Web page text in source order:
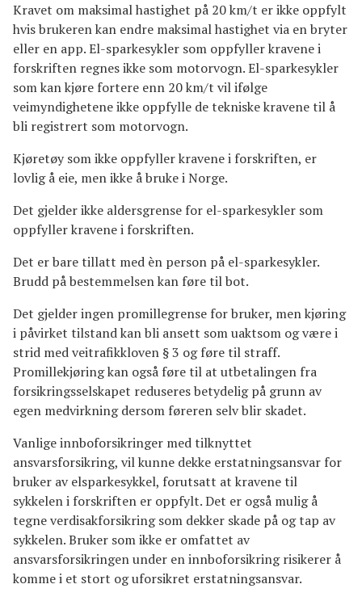
Kravet om maksimal hastighet på 20 km/t er ikke oppfylt
hvis brukeren kan endre maksimal hastighet via en bryter
eller en app. El-sparkesykler som oppfyller kravene i
forskriften regnes ikke som motorvogn. El-sparkesykler
som kan kjøre fortere enn 20 km/t vil ifølge
veimyndighetene ikke oppfylle de tekniske kravene til å
bli registrert som motorvogn.
Kjøretøy som ikke oppfyller kravene i forskriften, er
lovlig å eie, men ikke å bruke i Norge.
Det gjelder ikke aldersgrense for el-sparkesykler som
oppfyller kravene i forskriften.
Det er bare tillatt med èn person på el-sparkesykler.
Brudd på bestemmelsen kan føre til bot.
Det gjelder ingen promillegrense for bruker, men kjøring
i påvirket tilstand kan bli ansett som uaktsom og være i
strid med veitrafikkloven § 3 og føre til straff.
Promillekjøring kan også føre til at utbetalingen fra
forsikringsselskapet reduseres betydelig på grunn av
egen medvirkning dersom føreren selv blir skadet.
Vanlige innboforsikringer med tilknyttet
ansvarsforsikring, vil kunne dekke erstatningsansvar for
bruker av elsparkesykkel, forutsatt at kravene til
sykkelen i forskriften er oppfylt. Det er også mulig å
tegne verdisakforsikring som dekker skade på og tap av
sykkelen. Bruker som ikke er omfattet av
ansvarsforsikringen under en innboforsikring risikerer å
komme i et stort og uforsikret erstatningsansvar.